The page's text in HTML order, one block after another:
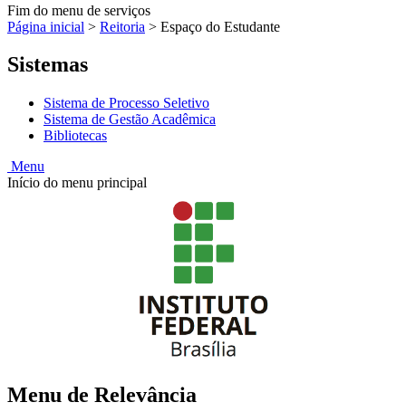
Fim do menu de serviços
Página inicial > Reitoria > Espaço do Estudante
Sistemas
Sistema de Processo Seletivo
Sistema de Gestão Acadêmica
Bibliotecas
Menu
Início do menu principal
Menu de Relevância